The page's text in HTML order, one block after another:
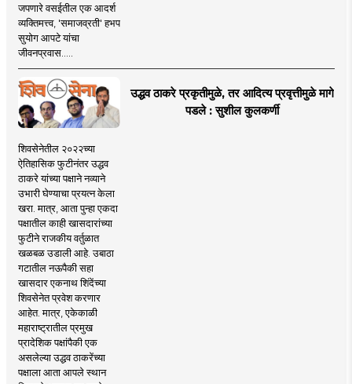
जपणारे वसईतील एक आदर्श
व्यक्तिमत्त्व, 'समाजव्रती' हभप
सुयोग आपटे यांचा
जीवनप्रवास.....
उद्धव ठाकरे प्रकृतीमुळे, तर आदित्य प्रवृत्तीमुळे मागे
पडले : सुशील कुलकर्णी
शिवसेनेतील २०२२च्या
ऐतिहासिक फुटीनंतर उद्धव
ठाकरे यांच्या पक्षाने नव्याने
उभारी घेण्याचा प्रयत्न केला
खरा. मात्र, आता पुन्हा एकदा
पक्षातील काही खासदारांच्या
फुटीने राजकीय वर्तुळात
खळबळ उडाली आहे. उबाठा
गटातील नऊपैकी सहा
खासदार एकनाथ शिंदेंच्या
शिवसेनेत प्रवेश करणार
आहेत. मात्र, एकेकाळी
महाराष्ट्रातील प्रमुख
प्रादेशिक पक्षांपैकी एक
असलेल्या उद्धव ठाकरेंच्या
पक्षाला आता आपले स्थान